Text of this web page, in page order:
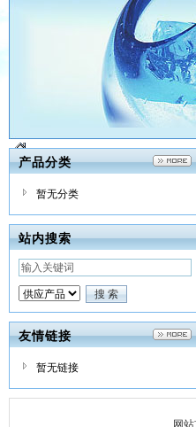
产品分类
暂无分类
站内搜索
友情链接
暂无链接
网